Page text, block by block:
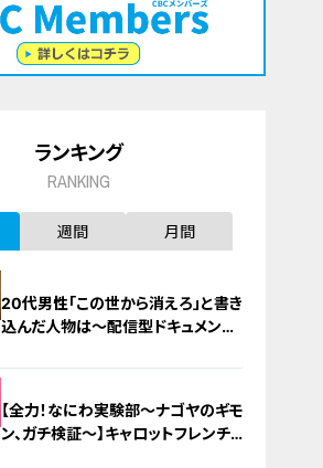
ランキング
RANKING
週間 月間
20代男性「この世から消えろ」と書き
込んだ人物は～配信型ドキュメンタ
０話
【全力！なにわ実験部～ナゴヤのギモ
ン、ガチ検証～】キャロットフレンチ